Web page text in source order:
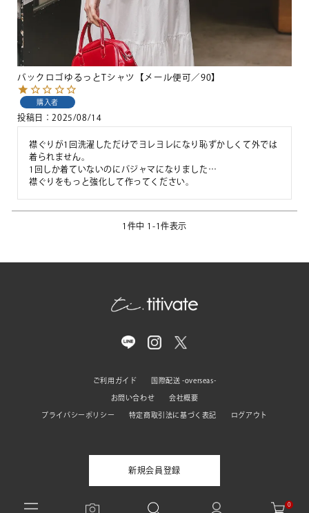
0
バックロゴゆるっとTシャツ【メール便可／90】
購入者
投稿日 2025/08/14
襟ぐりが1回洗濯しただけでヨレヨレになり恥ずかしくて外では
着られません。
1回しか着ていないのにパジャマになりました…
襟ぐりをもっと強化して作ってください。
1 件中 1 -1件表示
ご利用ガイド 国際配送 -overseas-
お問い合わせ 会社概要
プライバシーポリシー 特定商取引法に基づく表記 ログアウト
新規会員登録